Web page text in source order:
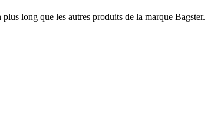
long que les autres produits de la marque Bagster.